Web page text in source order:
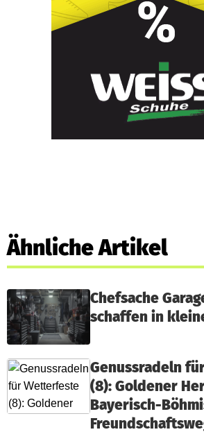
Ähnliche Artikel
Chefsache
schaffen in
Genussradeln
(8): Goldener
Bayerisch-